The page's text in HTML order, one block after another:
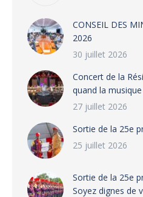
CONSEIL DES
2026
30 juillet 2026
‎​Concert de la
quand la
27 juillet 2026
‎Sortie de la 25e
25 juillet 2026
‎Sortie de la 25e
Soyez dignes de